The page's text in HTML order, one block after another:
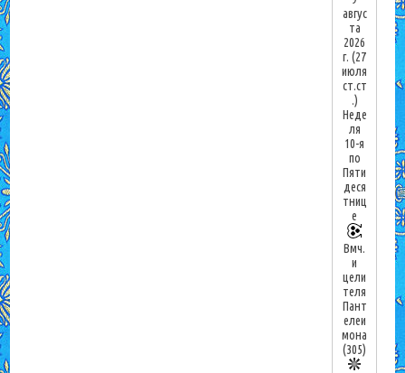
авгус
та
2026
г.(27
июля
ст.ст
.)
Неде
ля
10-я
по
Пяти
деся
тниц
е
Вмч.
и
цели
теля
Пант
елеи
мона
(305)